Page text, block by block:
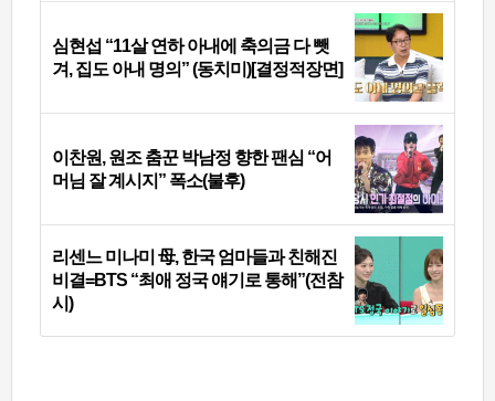
심현섭 “11살 연하 아내에 축의금 다 뺏
겨, 집도 아내 명의” (동치미)[결정적장면]
이찬원, 원조 춤꾼 박남정 향한 팬심 “어
머님 잘 계시지” 폭소(불후)
리센느 미나미 母, 한국 엄마들과 친해진
비결=BTS “최애 정국 얘기로 통해”(전참
시)